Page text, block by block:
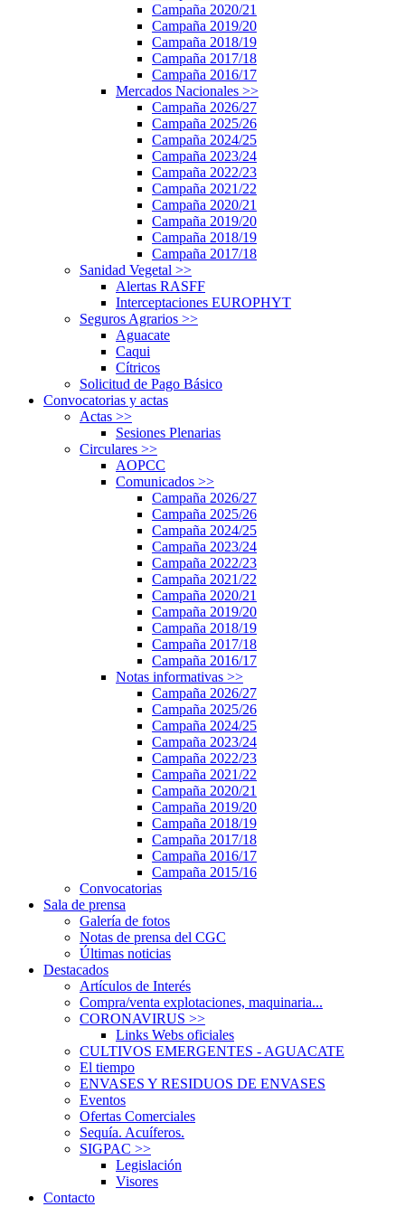
Campaña 2020/21
Campaña 2019/20
Campaña 2018/19
Campaña 2017/18
Campaña 2016/17
Mercados Nacionales >>
Campaña 2026/27
Campaña 2025/26
Campaña 2024/25
Campaña 2023/24
Campaña 2022/23
Campaña 2021/22
Campaña 2020/21
Campaña 2019/20
Campaña 2018/19
Campaña 2017/18
Sanidad Vegetal >>
Alertas RASFF
Interceptaciones EUROPHYT
Seguros Agrarios >>
Aguacate
Caqui
Cítricos
Solicitud de Pago Básico
Convocatorias y actas
Actas >>
Sesiones Plenarias
Circulares >>
AOPCC
Comunicados >>
Campaña 2026/27
Campaña 2025/26
Campaña 2024/25
Campaña 2023/24
Campaña 2022/23
Campaña 2021/22
Campaña 2020/21
Campaña 2019/20
Campaña 2018/19
Campaña 2017/18
Campaña 2016/17
Notas informativas >>
Campaña 2026/27
Campaña 2025/26
Campaña 2024/25
Campaña 2023/24
Campaña 2022/23
Campaña 2021/22
Campaña 2020/21
Campaña 2019/20
Campaña 2018/19
Campaña 2017/18
Campaña 2016/17
Campaña 2015/16
Convocatorias
Sala de prensa
Galería de fotos
Notas de prensa del CGC
Últimas noticias
Destacados
Artículos de Interés
Compra/venta explotaciones, maquinaria...
CORONAVIRUS >>
Links Webs oficiales
CULTIVOS EMERGENTES - AGUACATE
El tiempo
ENVASES Y RESIDUOS DE ENVASES
Eventos
Ofertas Comerciales
Sequía. Acuíferos.
SIGPAC >>
Legislación
Visores
Contacto